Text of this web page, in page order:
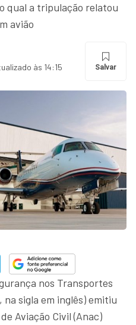
qual a tripulação relatou
avião
às 14:15 Salvar
nos Transportes
na sigla em inglês) emitiu
Aviação Civil (Anac)